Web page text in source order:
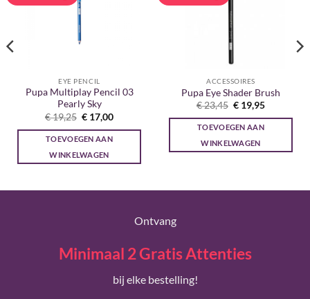
EYE PENCIL
Pupa Multiplay Pencil 03
Pearly Sky
€19,25 Oorspronkelijke
prijs
was:
€ 19,25.
€ 17,00Huidige
is:
TOEVOEGEN AAN
WINKELWAGEN
ACCESSOIRES
Pupa Eye Shader Brush
€23,45 Oorspronkelijke
prijs
was:
€ 23,45.
€ 19,95Huidige
is:
TOEVOEGEN AAN
WINKELWAGEN
Ontvang
Minimaal 2 Gratis Attenties
bij elke bestelling!